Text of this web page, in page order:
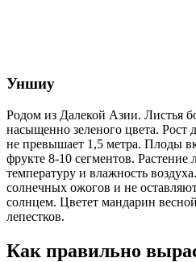
Уншиу
Родом из Далекой Азии. Листья
насыщенно зеленого цвета. Рост
не превышает 1,5 метра. Плоды
фрукте 8-10 сегментов.
температуру и влажность
солнечных ожогов и не
солнцем. Цветет мандарин
лепестков.
Как правильно